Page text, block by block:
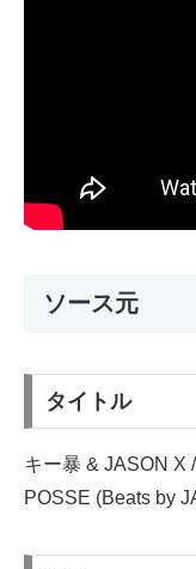
ソース元
タイトル
キー暴 & JASON X
POSSE (Beats by